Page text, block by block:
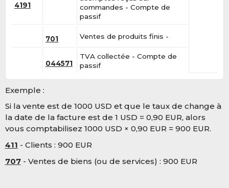
4191
commandes - Compte de
passif
701 Ventes de produits finis -
044571
TVA collectée - Compte de
passif
Exemple :
Si la vente est de 1000 USD et que le taux de change à
la date de la facture est de 1 USD = 0,90 EUR, alors
vous comptabilisez 1000 USD × 0,90 EUR = 900 EUR.
411 - Clients : 900 EUR
707- Ventes de biens (ou de services) : 900 EUR